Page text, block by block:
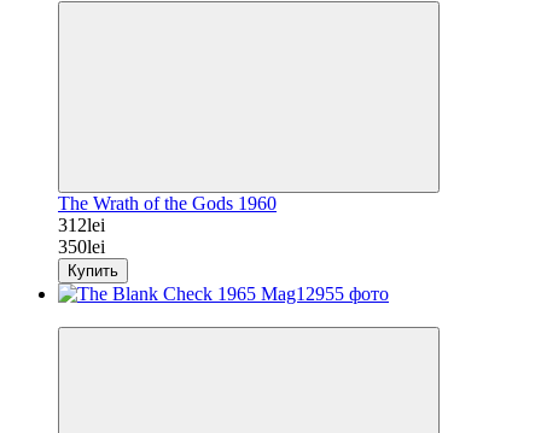
The Wrath of the Gods 1960
312lei
350lei
Купить